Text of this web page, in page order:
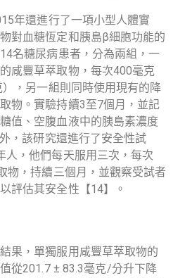
年還進行了一項小型人體實
對血糖恆定和胰島β細胞功能的
名糖尿病患者，分為兩組，一
咸豐草萃取物，每次400毫克
），另一組則同時使用現有的降
物。實驗持續3至7個月，並記
值、空腹血液中的胰島素濃度
，該研究還進行了安全性試
人，他們每天服用三次，每次
物，持續三個月， 並觀察受試者
評估其安全性 【14】。
果，單獨服用咸豐草萃取物的
從201.7 ± 83.3毫克/分升下降